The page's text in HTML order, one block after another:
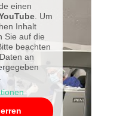
einen
. Um
Inhalt
Sie auf die
beachten
an